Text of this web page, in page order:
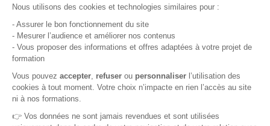
Les candidats issus de filières artistiques ou
scientifiques disposent d'un atout supplémentaire.
Les admissions parallèles sont possibles en 2e, 3e et
4e année, sur dossier.
Notre diplôme d’Architecture Intérieure est
Toutes nos formations sont accessibles aux
personnes en situation de handicap et chaque
Processus d'admission